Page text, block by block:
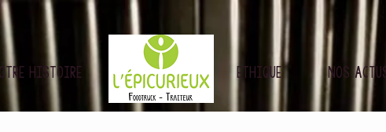
HISTOIRE ETHIQUE NOS ACTUS